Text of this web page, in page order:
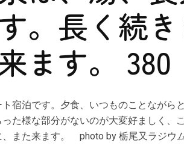
。長く続
ます。 380